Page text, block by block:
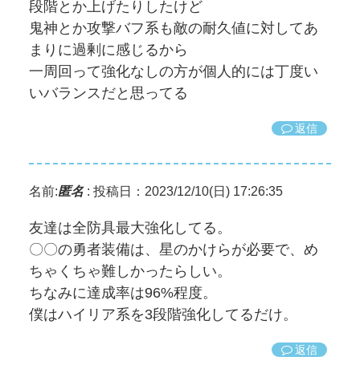
段階とか上げたりしたけど
鬼神とか攻撃バフ系も敵の耐久値に対してあ
まりに過剰に感じるから
一周回って強化なしの方が個人的には丁度い
いバランスだと思ってる
返信
名前:匿名: 投稿日：2023/12/10(日) 17:26:35
友達は全防具最大強化してる。
〇〇の勇者装備は、星のかけらが必要で、め
ちゃくちゃ難しかったらしい。
ちなみに達成率は96%程度。
僕はハイリア系を3段階強化してるだけ。
返信